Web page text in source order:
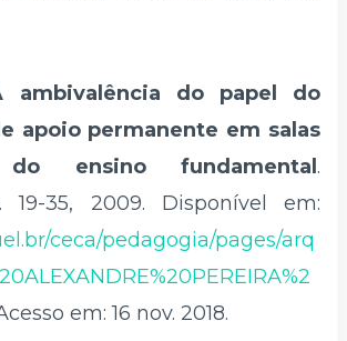
ambivalência do papel do
apoio permanente em salas
do ensino fundamental .
19-35, 2009. Disponível em:
ceca/pedagogia/pages/arq
em: 16 nov. 2018.